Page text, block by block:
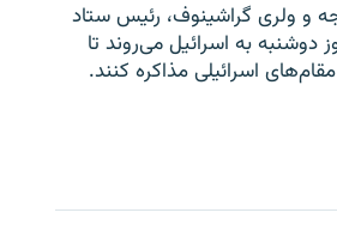
و ولری گراشینوف، رئیس ستاد
به اسرائیل می‌روند تا
اسرائیلی مذاکره کنند.